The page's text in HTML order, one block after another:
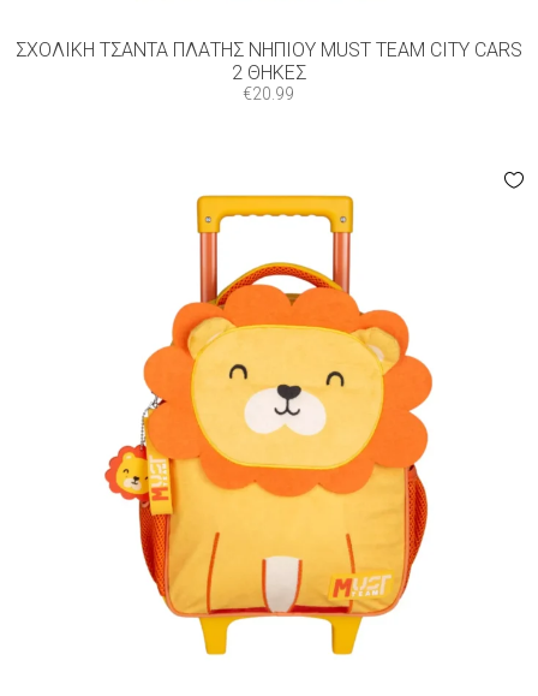
ΣΧΟΛΙΚΉ ΤΣΆΝΤΑ ΠΛΆΤΗΣ ΝΗΠΊΟΥ MUST TEAM CITY CARS
2 ΘΉΚΕΣ
€20.99